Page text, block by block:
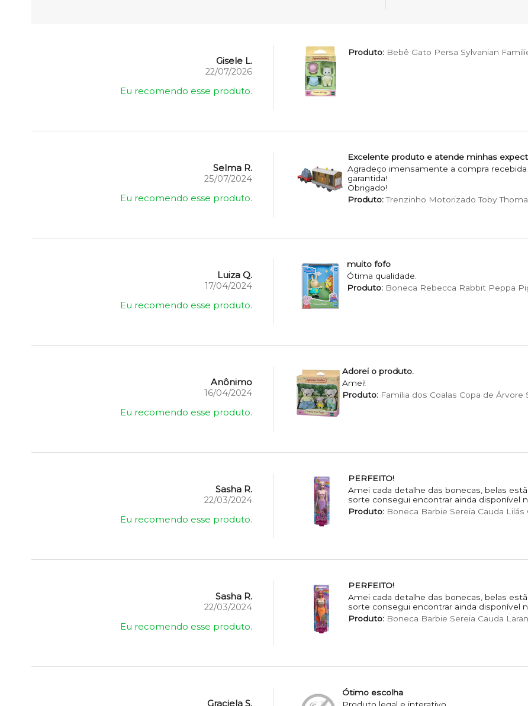
Gisele L.
22/07/2026
Eu recomendo esse produto.
Produto:Bebê Gato Persa Sylvanian
Selma R.
25/07/2024
Eu recomendo esse produto.
Excelente produto e atende minhas
Agradeço imensamente a compra
garantida!
Obrigado!
Produto:Trenzinho Motorizado Toby
Luiza Q.
17/04/2024
Eu recomendo esse produto.
muito fofo
Ótima qualidade.
Produto:Boneca Rebecca Rabbit Peppa
Anônimo
16/04/2024
Eu recomendo esse produto.
Adorei o produto.
Amei!
Produto:Família dos Coalas Copa de Árvore
Sasha R.
22/03/2024
Eu recomendo esse produto.
PERFEITO!
Amei cada detalhe das bonecas, belas
sorte consegui encontrar ainda disponível
Produto:Boneca Barbie Sereia Cauda Lilás
Sasha R.
22/03/2024
Eu recomendo esse produto.
PERFEITO!
Amei cada detalhe das bonecas, belas
sorte consegui encontrar ainda disponível
Produto:Boneca Barbie Sereia Cauda
Graciela S.
Ótimo escolha
Produto legal e interativo